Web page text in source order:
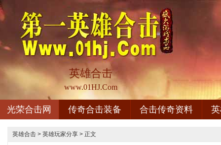
英雄合击
www.01HJ.Com
光荣合击网 传奇合击装备 合击传奇资料
英雄合击 > 英雄玩家分享 > 正文